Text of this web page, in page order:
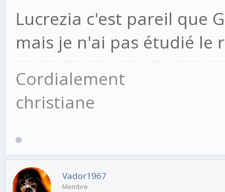
Lucrezia c'est pareil que
mais je n'ai pas étudié le
Cordialement
christiane
Vador1967
Membre